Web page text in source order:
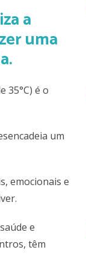
a
uma
35°C) é o
um
emocionais e
e
têm